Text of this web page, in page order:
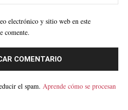
electrónico y sitio web en este
comente.
el spam. Aprende cómo se procesan